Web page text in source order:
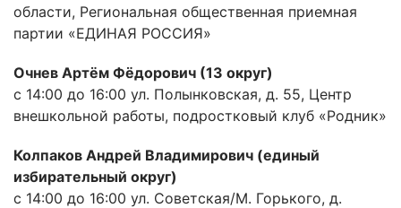
области, Региональная общественная приемная
партии «ЕДИНАЯ РОССИЯ»
Очнев Артём Фёдорович (13 округ)
с 14:00 до 16:00 ул. Полынковская, д. 55, Центр
внешкольной работы, подростковый клуб «Родник»
Колпаков Андрей Владимирович (единый
избирательный округ)
с 14:00 до 16:00 ул. Советская/М. Горького, д.